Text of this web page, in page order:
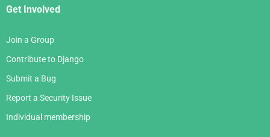
Get Involved
Join a Group
Contribute to Django
Submit a Bug
Report a Security Issue
Individual membership